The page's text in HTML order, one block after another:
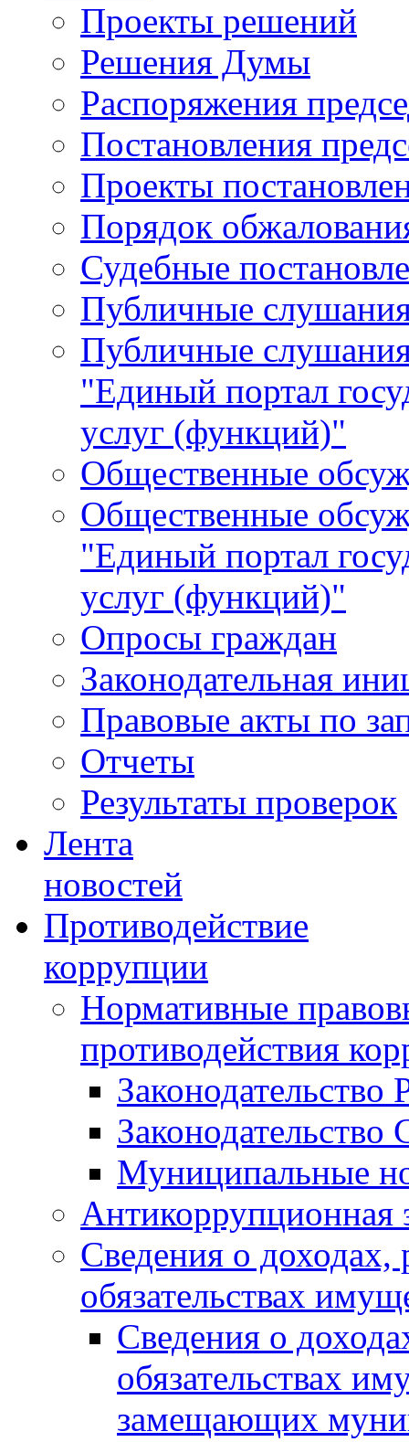
Проекты решений
Решения Думы
Распоряжения
Постановления
Проекты
Порядок
Судебные
Публичные
Публичные
"Единый портал
услуг (функций)"
Общественные
Общественные
"Единый портал
услуг (функций)"
Опросы граждан
Законодательная
Правовые акты по
Отчеты
Результаты проверок
Лента
новостей
Противодействие
коррупции
Нормативные
противодействия
Законодательство
Муниципальные
Антикоррупционная
Сведения о доходах,
обязательствах
Сведения о
обязательствах
замещающих